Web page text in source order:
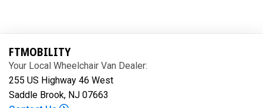
FTMOBILITY
Your Local Wheelchair Van Dealer:
255 US Highway 46 West
Saddle Brook, NJ 07663